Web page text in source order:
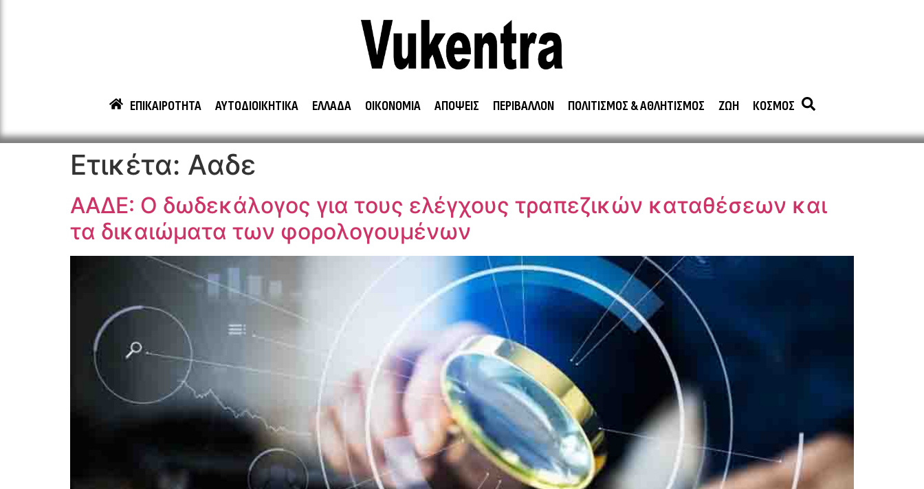
ΕΠΙΚΑΙΡΟΤΗΤΑ ΑΥΤΟΔΙΟΙΚΗΤΙΚΑ ΕΛΛΑΔΑ ΟΙΚΟΝΟΜΙΑ ΑΠΟΨΕΙΣ ΠΕΡΙΒΑΛΛΟΝ ΠΟΛΙΤΙΣΜΟΣ & ΑΘΛΗΤΙΣΜΟΣ ΖΩΗ ΚΟΣΜΟΣ
Ετικέτα: Ααδε
ΑΑΔΕ: Ο δωδεκάλογος για τους ελέγχους τραπεζικών καταθέσεων και
τα δικαιώματα των φορολογουμένων